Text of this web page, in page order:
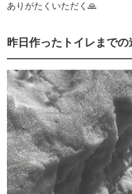
ありがたくいただく🙏
昨日作ったトイレまで